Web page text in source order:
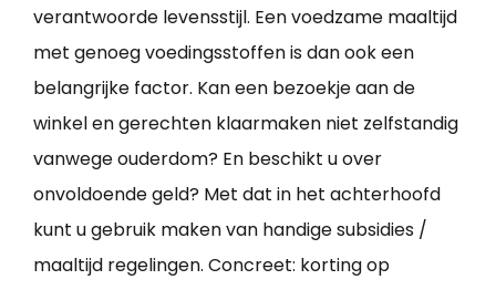
verantwoorde levensstijl. Een voedzame maaltijd
met genoeg voedingsstoffen is dan ook een
belangrijke factor. Kan een bezoekje aan de
winkel en gerechten klaarmaken niet zelfstandig
vanwege ouderdom? En beschikt u over
onvoldoende geld? Met dat in het achterhoofd
kunt u gebruik maken van handige subsidies /
maaltijd regelingen. Concreet: korting op